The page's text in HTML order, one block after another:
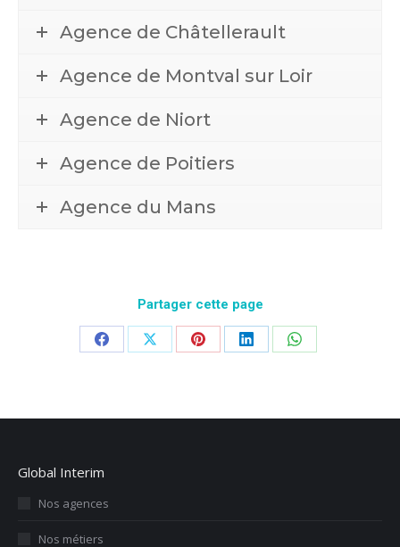
Agence de Châtellerault
Agence de Montval sur Loir
Agence de Niort
Agence de Poitiers
Agence du Mans
Partager cette page
PartagerPartagerPartagerPartagerPartager
Global Interim
Nos agences
Nos métiers